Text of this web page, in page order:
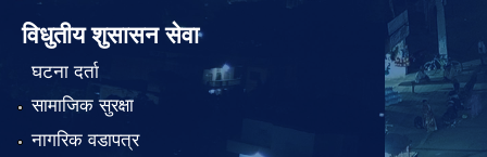
विधुतीय शुसासन सेवा
घटना दर्ता
सामाजिक सुरक्षा
नागरिक वडापत्र